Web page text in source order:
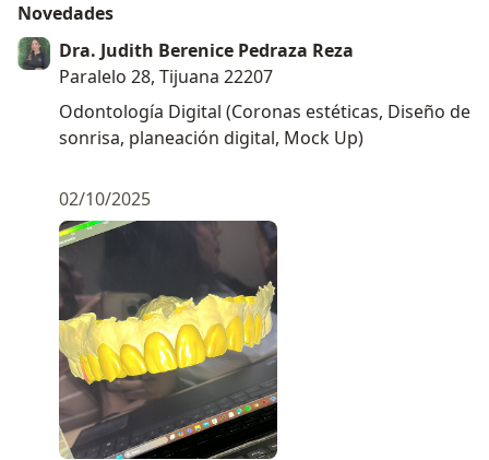
Novedades
Dra. Judith Berenice Pedraza Reza
Paralelo 28, Tijuana 22207
Odontología Digital (Coronas estéticas, Diseño de
sonrisa, planeación digital, Mock Up)
02/10/2025